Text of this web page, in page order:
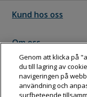
Kund hos oss
Om oss
Följ Dahl
Genom att klicka på
du till lagring av
navigeringen på
användning och
surfbeteende